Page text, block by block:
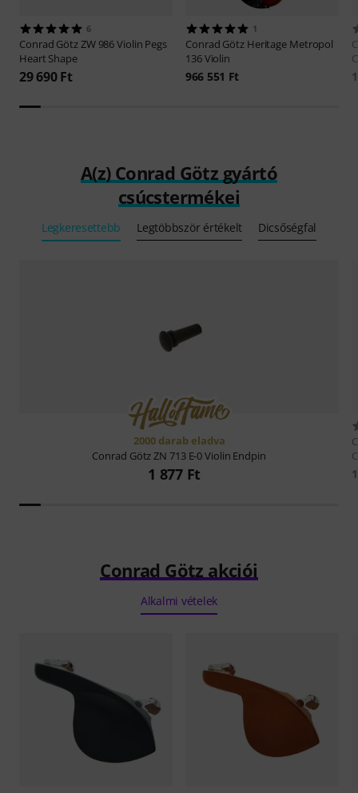
6
Conrad GötzZW 986 Violin Pegs
Heart Shape
29 690 Ft
1
Conrad Götz Heritage Metropol
136 Violin
966 551 Ft
A(z) Conrad Götz gyártó
csúcstermékei
Legkeresettebb Legtöbbször értékelt Dicsőségfal
2000 darab eladva
Conrad GötzZN 713 E-0 Violin Endpin
1 877 Ft
Conrad Götz akciói
Alkalmi vételek